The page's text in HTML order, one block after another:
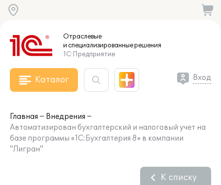
Отраслевые
и специализированныерешения
1С:Предприятие
Каталог Вход
Главная
Внедрения
Автоматизирован бухгалтерский и налоговый учет на
базе программы «1С:Бухгалтерия 8» в компании
"Лигран"
К списку